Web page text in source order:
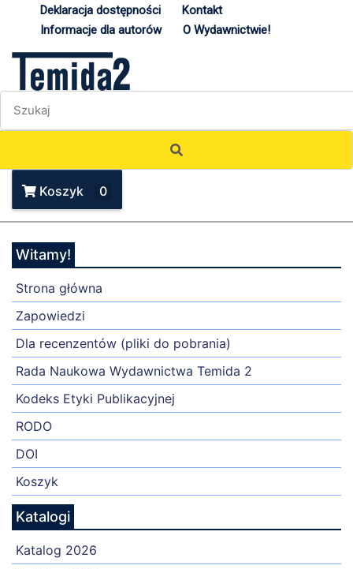
Deklaracja dostępności
Kontakt
Informacje dla autorów
O Wydawnictwie!
Koszyk 0
Witamy!
Strona główna
Zapowiedzi
Dla recenzentów (pliki do pobrania)
Rada Naukowa Wydawnictwa Temida 2
Kodeks Etyki Publikacyjnej
RODO
DOI
Koszyk
Katalogi
Katalog 2026